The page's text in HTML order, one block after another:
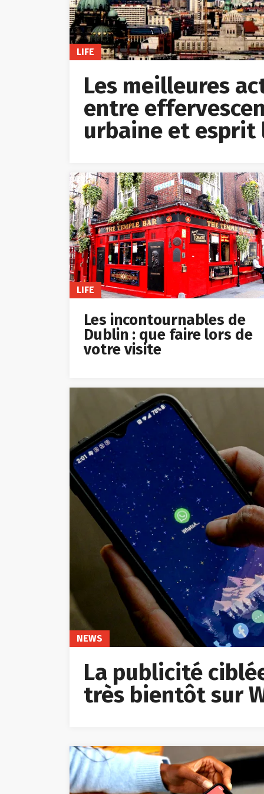
LIFE
Les meilleures
entre
urbaine et esprit
LIFE
Les incontournables de
Dublin : que faire lors de
votre visite
NEWS
La publicité
très bientôt sur